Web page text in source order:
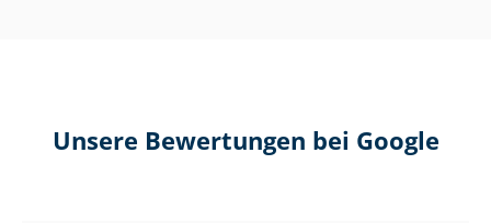
Unsere Bewertungen bei Google